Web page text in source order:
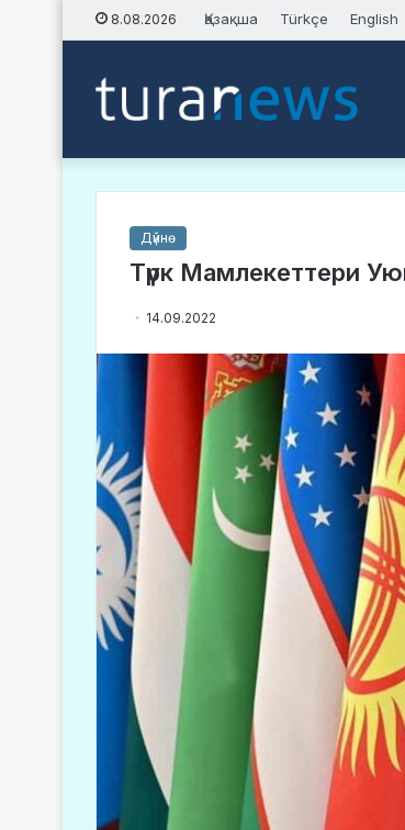
8.08.2026 Қазақша Türkçe English
Дүйнө
Түрк Мамлекеттери
14.09.2022